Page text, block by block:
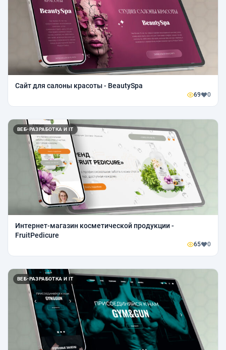
Сайт для салоны красоты - BeautySpa
69 0
ВЕБ-РАЗРАБОТКА И IT
Интернет-магазин косметической продукции -
FruitPedicure
65 0
ВЕБ-РАЗРАБОТКА И IT